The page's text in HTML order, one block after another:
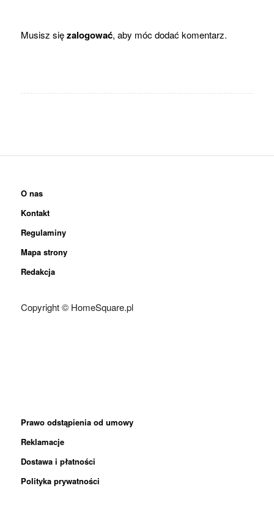
Musisz sięzalogować, aby móc dodać komentarz.
O nas
Kontakt
Regulaminy
Mapa strony
Redakcja
Copyright © HomeSquare.pl
Prawo odstąpienia od umowy
Reklamacje
Dostawa i płatności
Polityka prywatności